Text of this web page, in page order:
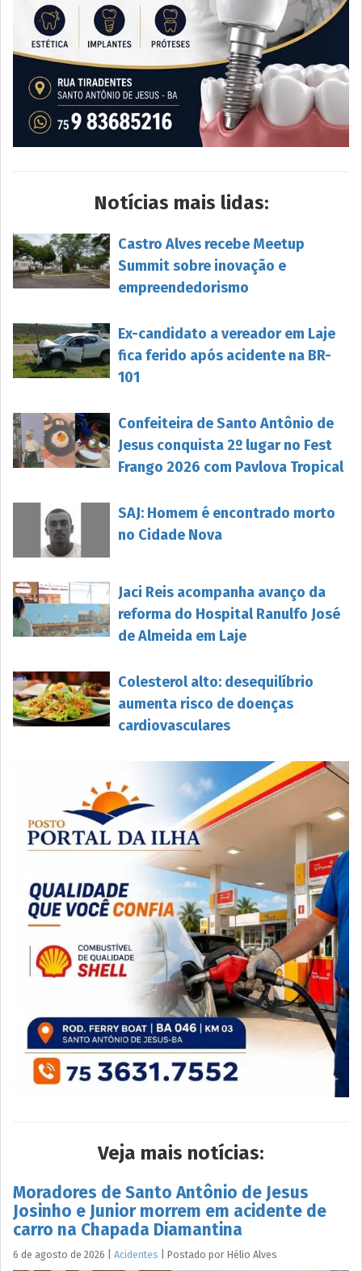
Notícias mais lidas:
Castro Alves recebe Meetup
Summit sobre inovação e
empreendedorismo
Ex-candidato a vereador em Laje
fica ferido após acidente na BR-
101
Confeiteira de Santo Antônio de
Jesus conquista 2º lugar no Fest
Frango 2026 com Pavlova Tropical
SAJ: Homem é encontrado morto
no Cidade Nova
Jaci Reis acompanha avanço da
reforma do Hospital Ranulfo José
de Almeida em Laje
Colesterol alto: desequilíbrio
aumenta risco de doenças
cardiovasculares
Veja mais notícias:
Moradores de Santo Antônio de Jesus
Josinho e Junior morrem em acidente de
carro na Chapada Diamantina
6 de agosto de 2026 Acidentes Postado por Hélio Alves